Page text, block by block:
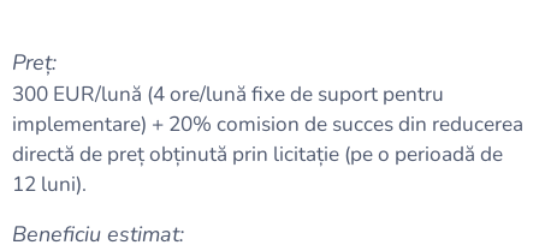
Preț:
300 EUR/lună (4 ore/lună fixe de suport pentru
implementare) + 20% comision de succes din reducerea
directă de preț obținută prin licitație (pe o perioadă de
12 luni).
Beneficiu estimat: